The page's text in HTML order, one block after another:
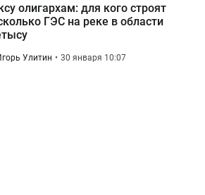
олигархам: для кого строят
ГЭС на реке в области
Улитин 30 января 10:07